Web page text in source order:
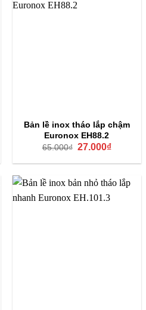
Bản lề inox tháo lắp chậm
Euronox EH88.2
65.000₫ Giá
là:
27.000₫Giá
tại
27.000₫.